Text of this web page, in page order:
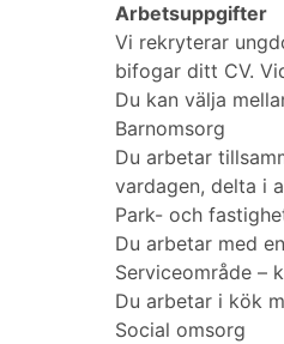
Arbetsuppgifter
Vi rekryterar
bifogar ditt CV.
Du kan välja
Barnomsorg
Du arbetar
vardagen, delta i
Park- och
Du arbetar med
Serviceområde –
Du arbetar i kök
Social omsorg